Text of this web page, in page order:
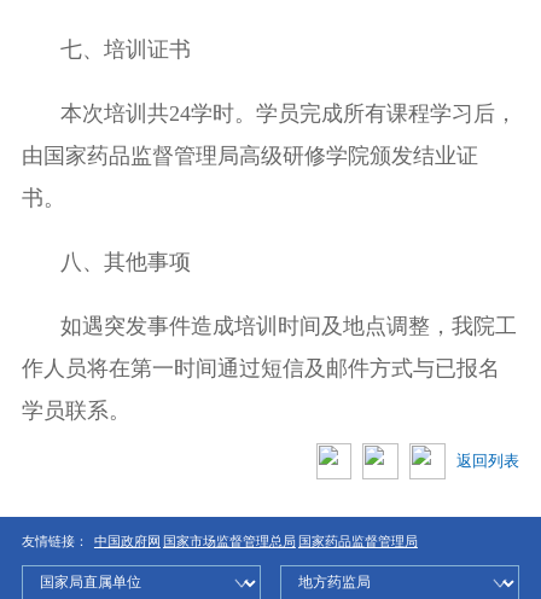
七、培训证书
本次培训共24学时。学员完成所有课程学习后，
由国家药品监督管理局高级研修学院颁发结业证
书。
八、其他事项
如遇突发事件造成培训时间及地点调整，我院工
作人员将在第一时间通过短信及邮件方式与已报名
学员联系。
返回列表
友情链接： 中国政府网 国家市场监督管理总局 国家药品监督管理局